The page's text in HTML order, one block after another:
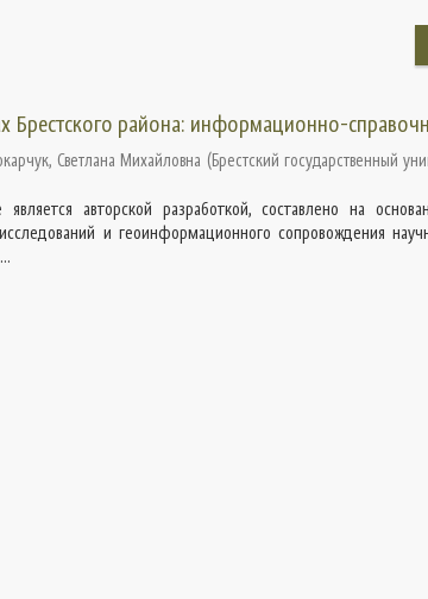
Брестского района: информационно-
Светлана Михайловна (Брестский государственный
авторской разработкой, составлено на
и геоинформационного сопровождения